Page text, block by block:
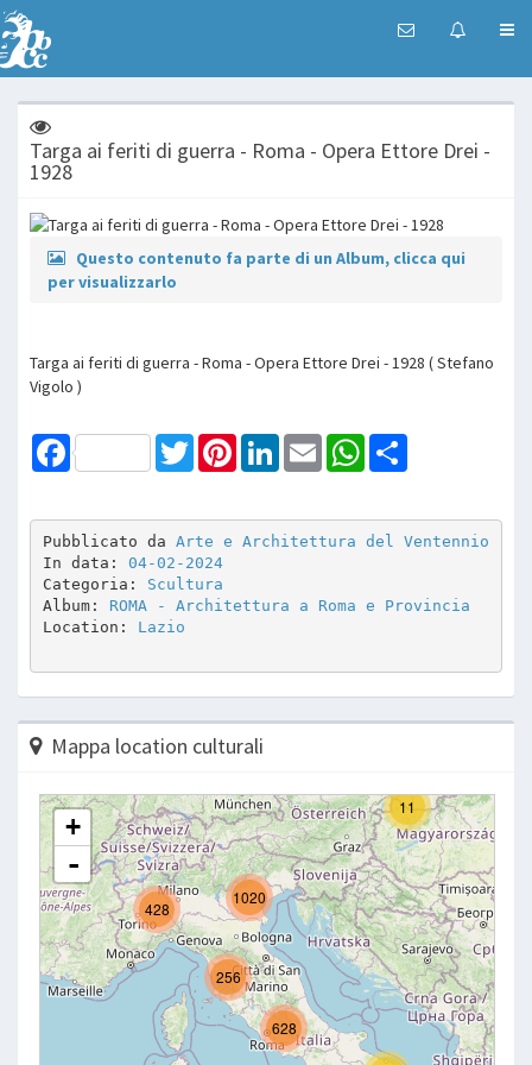
Targa ai feriti di guerra - Roma - Opera Ettore Drei -
1928
Questo contenuto fa parte di un Album, clicca qui
per visualizzarlo
Targa ai feriti di guerra - Roma - Opera Ettore Drei - 1928 ( Stefano
Vigolo )
Facebook TwitterPinterestLinkedInEmail WhatsApp
Pubblicato da Arte e Architettura del Ventennio
In data: 04-02-2024
Categoria: Scultura
Album: ROMA - Architettura a Roma e Provincia
Location: Lazio
Mappa location culturali